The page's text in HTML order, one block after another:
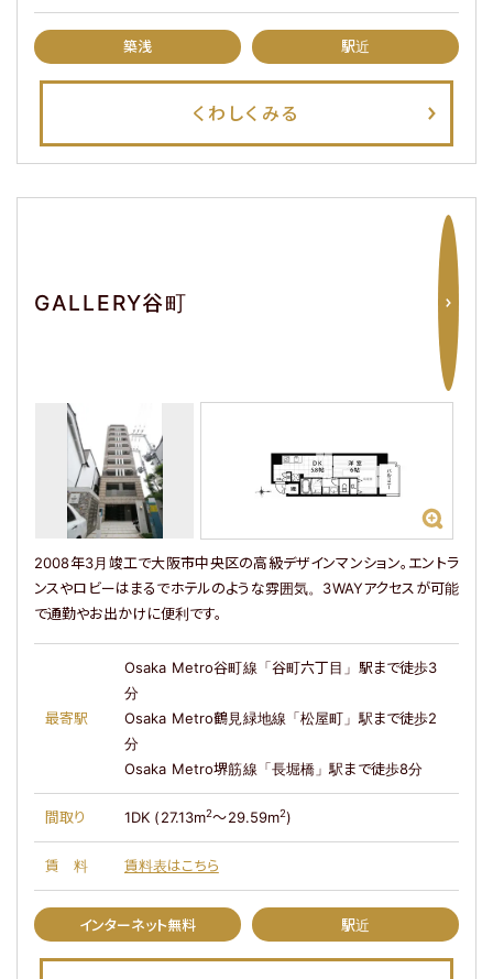
築浅 駅近
くわしくみる
GALLERY谷町
2008年3月竣工で大阪市中央区の高級デザインマンション。エントラ
ンスやロビーはまるでホテルのような雰囲気。3WAYアクセスが可能
で通勤やお出かけに便利です。
最寄駅
Osaka Metro谷町線「谷町六丁目」駅まで徒歩3
分
Osaka Metro鶴見緑地線「松屋町」駅まで徒歩2
分
Osaka Metro堺筋線「長堀橋」駅まで徒歩8分
間取り 1DK (27.13m2～29.59m2)
賃料 賃料表はこちら
インターネット無料 駅近